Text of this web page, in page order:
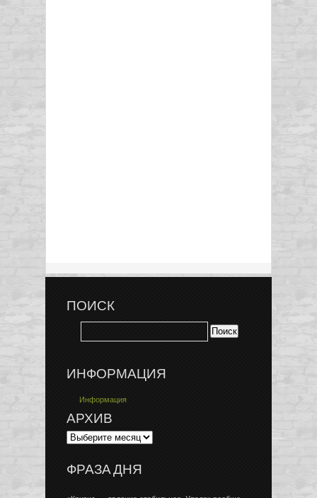
ПОИСК
ИНФОРМАЦИЯ
Информация
АРХИВ
ФРАЗА ДНЯ